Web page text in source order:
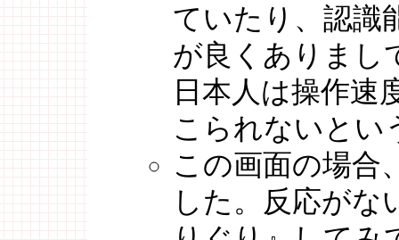
ていたり、認識
が良くありまし
日本人は操作速
こられないとい
この画面の場合
した。反応がな